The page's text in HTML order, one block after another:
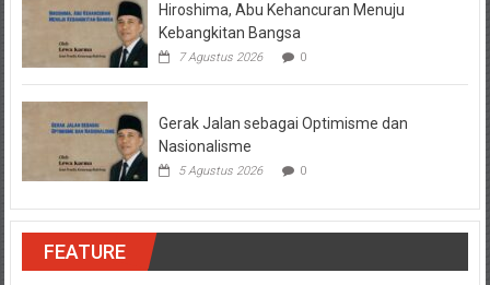
Hiroshima, Abu Kehancuran Menuju
Kebangkitan Bangsa
7 Agustus 2026 0
Gerak Jalan sebagai Optimisme dan
Nasionalisme
5 Agustus 2026 0
FEATURE